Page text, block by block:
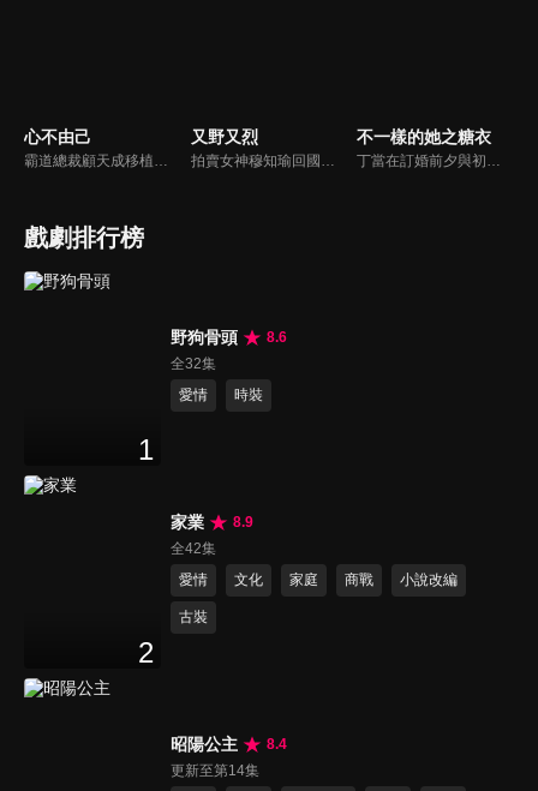
心不由己
霸道總裁顧天成移植心臟後竟然愛上了職場對頭秘書林嘉琪，兩人逐漸在工作生活中意識到對方的心意，朝著共同的目標並肩作戰。
又野又烈
拍賣女神穆知瑜回國與繼母奪產，與神祕保鏢沈既白協議訂婚。兩人意外揭開身世翻轉：沈為穆家真繼承人，穆則是被換掉的孤女。面對繼母的偽畫陰謀與綁架，兩人智計合盟，沈更以神祕畫師身份深情守護。最終惡人伏法，兩人在反轉與博弈中假戲真做，攜手守護正義與真愛。
不一樣的她之糖衣
丁當在訂婚前夕與初戀陳阿明重逢，卻不料對方竟改名餘坤並擁有了新身份。為治癒陳阿明因實驗失敗導致的人格分裂，丁當與友人暗中佈局，以“糖衣”計畫引導他直面過去的傷痛，從撕裂的情感與記憶中脫困。
戲劇排行榜
1
野狗骨頭
8.6
全32集
愛情
時裝
2
家業
8.9
全42集
愛情
文化 家庭 商戰 小說改編
古裝
昭陽公主
8.4
更新至第14集